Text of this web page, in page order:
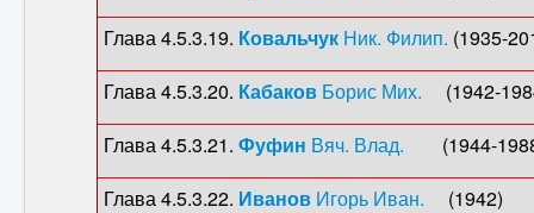
Глава 4.5.3.19. Ковальчук Ник. Филип. (1935-
Глава 4.5.3.20. Кабаков Борис Мих. (1942-
Глава 4.5.3.21. Фуфин Вяч. Влад. (1944-
Глава 4.5.3.22. Иванов Игорь Иван.